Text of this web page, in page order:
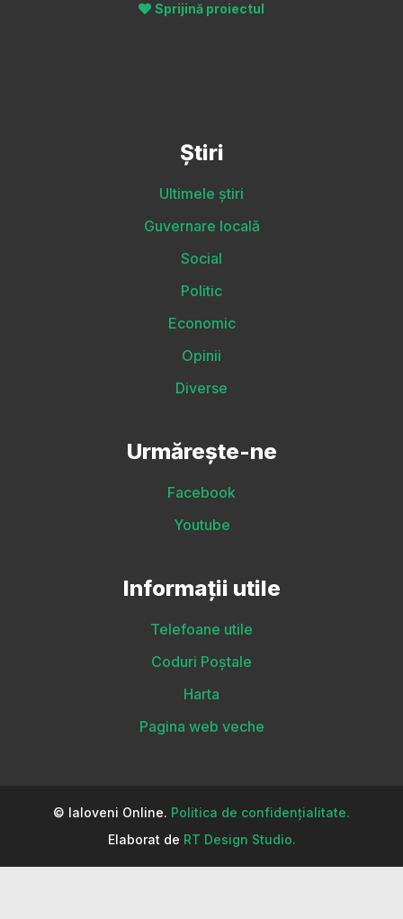
Sprijină proiectul
Știri
Ultimele știri
Guvernare locală
Social
Politic
Economic
Opinii
Diverse
Urmărește-ne
Facebook
Youtube
Informații utile
Telefoane utile
Coduri Poștale
Harta
Pagina web veche
© Ialoveni Online. Politica de confidențialitate.
Elaborat de RT Design Studio.